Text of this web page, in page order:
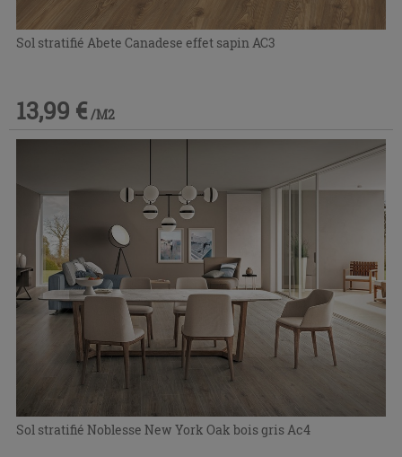
Sol stratifié Abete Canadese effet sapin AC3
13,99 € /M2
Sol stratifié Noblesse New York Oak bois gris Ac4